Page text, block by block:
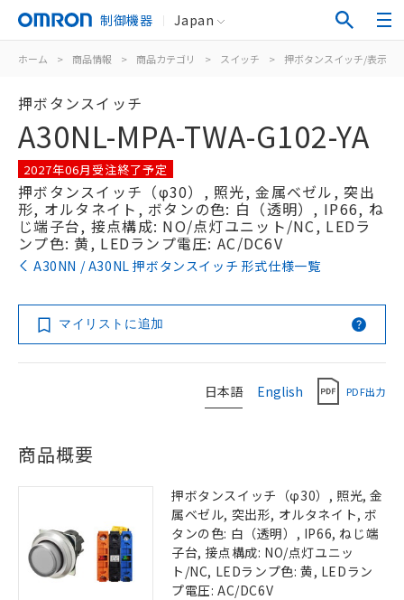
制御機器 Japan
ホーム > 商品情報 > 商品カテゴリ > スイッチ > 押ボタンスイッチ/表示灯
押ボタンスイッチ
A30NL-MPA-TWA-G102-YA
2027年06月受注終了予定
押ボタンスイッチ（φ30）, 照光, 金属ベゼル, 突出
形, オルタネイト, ボタンの色: 白（透明）, IP66, ね
じ端子台, 接点構成: NO/点灯ユニット/NC, LEDラ
ンプ色: 黄, LEDランプ電圧: AC/DC6V
A30NN / A30NL 押ボタンスイッチ 形式仕様一覧
マイリストに追加
日本語 English PDF出力
商品概要
押ボタンスイッチ（φ30）, 照光, 金
属ベゼル, 突出形, オルタネイト, ボ
タンの色: 白（透明）, IP66, ねじ端
子台, 接点構成: NO/点灯ユニッ
ト/NC, LEDランプ色: 黄, LEDラン
プ電圧: AC/DC6V